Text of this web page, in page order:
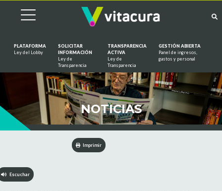
PLATAFORMA
Ley del Lobby
SOLICITAR
INFORMACIÓN
Ley de
Transparencia
TRANSPARENCIA
ACTIVA
Ley de
Transparencia
GESTIÓN ABIERTA
Panel de ingresos,
gastos y personal
NOTICIAS
Imprimir
Escuchar